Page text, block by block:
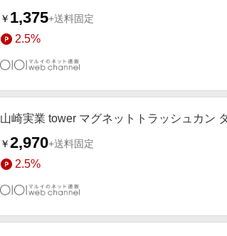
￥ 1,375+送料固定
2.5%
山崎実業 tower マグネットトラッシュカン
￥2,970+送料固定
2.5%